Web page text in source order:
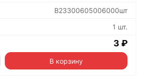
B23300605006000шт
1 шт.
3 ₽
В корзину